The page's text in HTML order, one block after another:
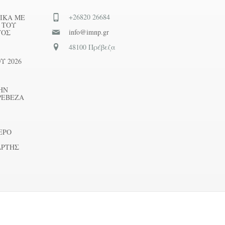
ΜΕ
ΤΟΥ
2026
+26820 26684
info@imnp.gr
48100 Πρέβεζα